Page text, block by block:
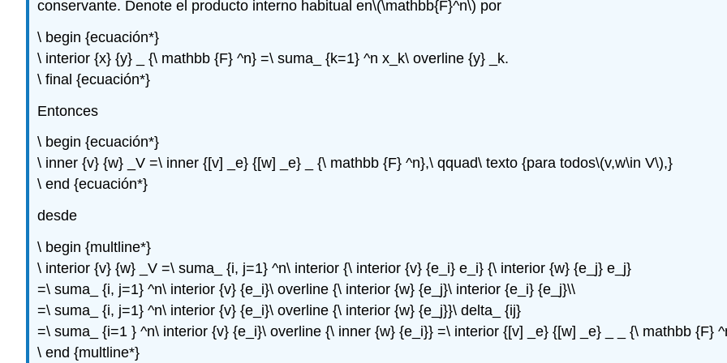
conservante. Denote el producto interno habitual en\(\mathbb{F}^n\) por
\ begin {ecuación*}
\ interior {x} {y} _ {\ mathbb {F} ^n} =\ suma_ {k=1} ^n x_k\ overline {y} _k.
\ final {ecuación*}
Entonces
\ begin {ecuación*}
\ inner {v} {w} _V =\ inner {[v] _e} {[w] _e} _ {\ mathbb {F} ^n},\ qquad\ texto {para todos\(v,w\in V\),}
\ end {ecuación*}
desde
\ begin {multline*}
\ interior {v} {w} _V =\ suma_ {i, j=1} ^n\ interior {\ interior {v} {e_i} e_i} {\ interior {w} {e_j} e_j}
=\ suma_ {i, j=1} ^n\ interior {v} {e_i}\ overline {\ interior {w} {e_j}\ interior {e_i} {e_j}\\
=\ suma_ {i, j=1} ^n\ interior {v} {e_i}\ overline {\ interior {w} {e_j}}\ delta_ {ij}
=\ suma_ {i=1 } ^n\ interior {v} {e_i}\ overline {\ inner {w} {e_i}} =\ interior {[v] _e} {[w] _e} _ _ {\ mathbb {F}
\ end {multline*}